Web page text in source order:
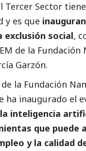
Tercer Sector
y es que
exclusión social,
de la Fundación
Garzón.
la Fundación
ha inaugurado el
la inteligencia
que puede
y la calidad